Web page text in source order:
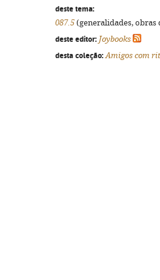
deste tema:
087.5 (generalidades,
deste editor: Joybooks
desta coleção: Amigos com